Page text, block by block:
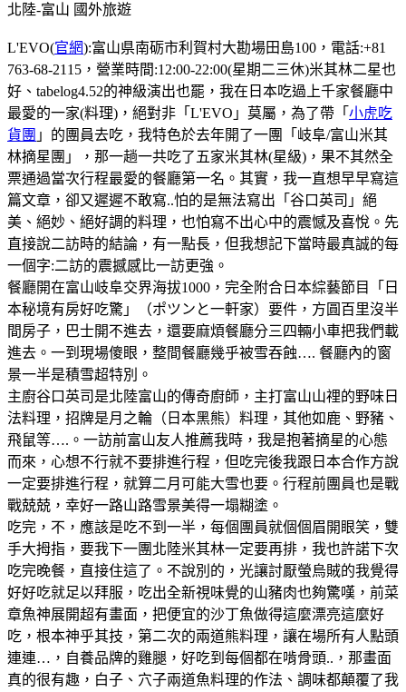
北陸-富山 國外旅遊
L'EVO(官網):富山県南砺市利賀村大勘場田島100，電話:+81
763-68-2115，營業時間:12:00-22:00(星期二三休)米其林二星也
好、tabelog4.52的神級演出也罷，我在日本吃過上千家餐廳中
最愛的一家(料理)，絕對非「L'EVO」莫屬，為了帶「 小虎吃
貨團 」的團員去吃，我特色於去年開了一團「岐阜/富山米其
林摘星團」，那一趟一共吃了五家米其林(星級)，果不其然全
票通過當次行程最愛的餐廳第一名。其實，我一直想早早寫這
篇文章，卻又遲遲不敢寫..怕的是無法寫出「谷口英司」絕
美、絕妙、絕好調的料理，也怕寫不出心中的震憾及喜悅。先
直接說二訪時的結論，有一點長，但我想記下當時最真誠的每
一個字:二訪的震撼感比一訪更強。
餐廳開在富山岐阜交界海拔1000，完全附合日本綜藝節目「日
本秘境有房好吃驚」（ポツンと一軒家）要件，方圓百里沒半
間房子，巴士開不進去，還要麻煩餐廳分三四輛小車把我們載
進去。一到現場傻眼，整間餐廳幾乎被雪吞蝕…. 餐廳內的窗
景一半是積雪超特別。
主廚谷口英司是北陸富山的傳奇廚師，主打富山山𥚃的野味日
法料理，招牌是月之輪（日本黑熊）料理，其他如鹿、野豬、
飛鼠等….。一訪前富山友人推薦我時，我是抱著摘星的心態
而來，心想不行就不要排進行程，但吃完後我跟日本合作方說
一定要排進行程，就算二月可能大雪也要。行程前團員也是戰
戰兢兢，幸好一路山路雪景美得一塌糊塗。
吃完，不，應該是吃不到一半，每個團員就個個眉開眼笑，雙
手大拇指，要我下一團北陸米其林一定要再排，我也許諾下次
吃完晚餐，直接住這了。不說別的，光讓討厭螢烏賊的我覺得
好好吃就足以拜服，吃出全新視味覺的山豬肉也夠驚嘆，前菜
章魚神展開超有畫面，把便宜的沙丁魚做得這麼漂亮這麼好
吃，根本神乎其技，第二次的兩道熊料理，讓在場所有人點頭
連連…，自養品牌的雞腿，好吃到每個都在啃骨頭..，那畫面
真的很有趣，白子、穴子兩道魚料理的作法、調味都顛覆了我